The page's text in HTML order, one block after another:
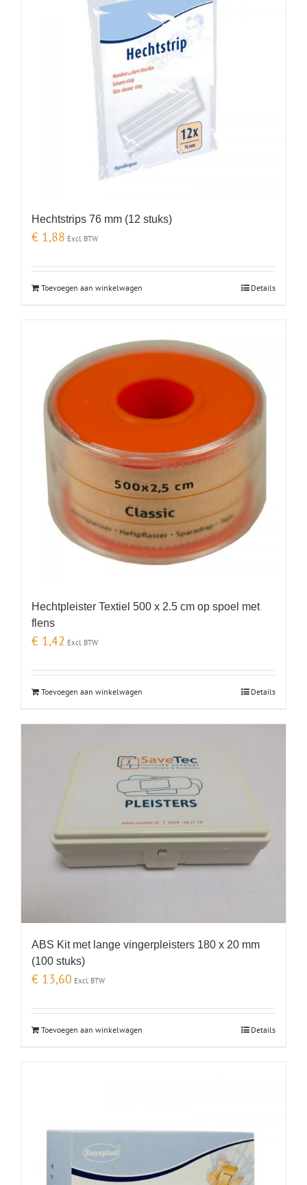
Hechtstrips 76 mm (12 stuks)
€ 1,88 Excl. BTW
Toevoegen aan winkelwagen Details
Hechtpleister Textiel 500 x 2.5 cm op spoel met
flens
€ 1,42 Excl. BTW
Toevoegen aan winkelwagen Details
ABS Kit met lange vingerpleisters 180 x 20 mm
(100 stuks)
€ 13,60 Excl. BTW
Toevoegen aan winkelwagen Details